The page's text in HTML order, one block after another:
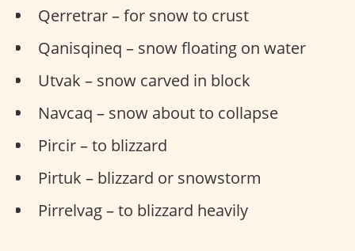
Qerretrar – for snow to crust
Qanisqineq – snow floating on water
Utvak – snow carved in block
Navcaq – snow about to collapse
Pircir – to blizzard
Pirtuk – blizzard or snowstorm
Pirrelvag – to blizzard heavily